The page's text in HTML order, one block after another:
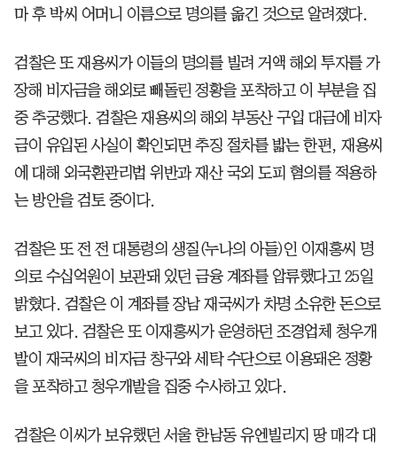
마 후 박씨 어머니 이름으로 명의를 옮긴 것으로 알려졌다.
검찰은 또 재용씨가 이들의 명의를 빌려 거액 해외 투자를 가
장해 비자금을 해외로 빼돌린 정황을 포착하고 이 부분을 집
중 추궁했다. 검찰은 재용씨의 해외 부동산 구입 대금에 비자
금이 유입된 사실이 확인되면 추징 절차를 밟는 한편, 재용씨
에 대해 외국환관리법 위반과 재산 국외 도피 혐의를 적용하
는 방안을 검토 중이다.
검찰은 또 전 전 대통령의 생질(누나의 아들)인 이재홍씨 명
의로 수십억원이 보관돼 있던 금융 계좌를 압류했다고 25일
밝혔다. 검찰은 이 계좌를 장남 재국씨가 차명 소유한 돈으로
보고 있다. 검찰은 또 이재홍씨가 운영하던 조경업체 청우개
발이 재국씨의 비자금 창구와 세탁 수단으로 이용돼온 정황
을 포착하고 청우개발을 집중 수사하고 있다.
검찰은 이씨가 보유했던 서울 한남동 유엔빌리지 땅 매각 대